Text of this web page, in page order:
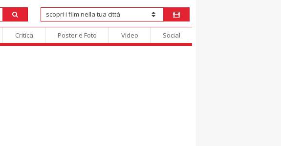
Critica Poster e Foto Video Social